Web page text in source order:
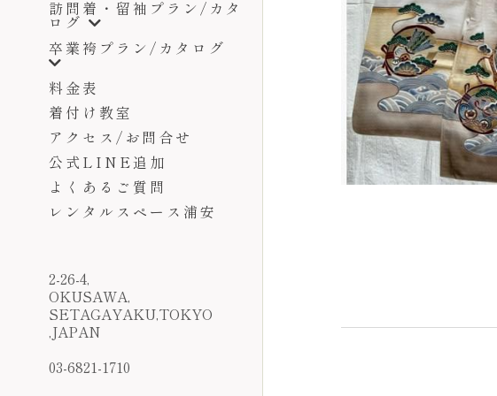
アクセス/お問合せ
公式LINE追加
よくあるご質問
レンタルスペース浦安
2-26-4,
OKUSAWA,
SETAGAYAKU,TOKYO
,JAPAN